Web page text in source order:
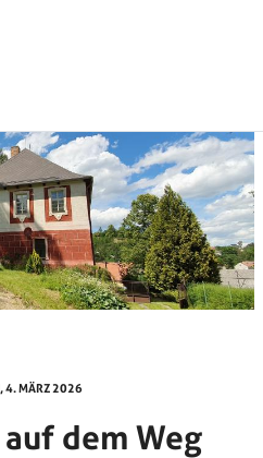
4. MÄRZ 2026
dem Weg